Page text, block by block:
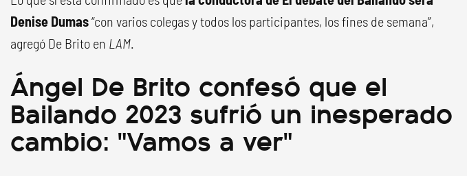
Denise Dumas“con varios colegas y todos los participantes, los fines de semana”,
agregó De Brito en LAM.
Ángel De Brito confesó que el
Bailando 2023 sufrió un inesperado
cambio: "Vamos a ver"